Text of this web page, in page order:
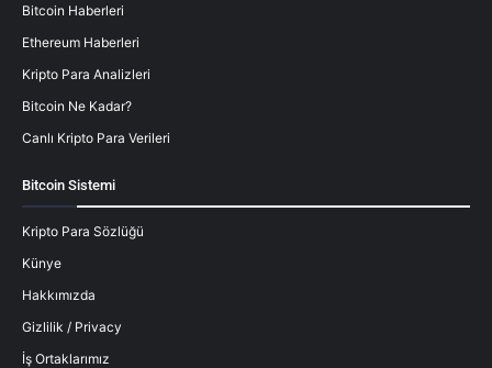
Bitcoin Haberleri
Ethereum Haberleri
Kripto Para Analizleri
Bitcoin Ne Kadar?
Canlı Kripto Para Verileri
Bitcoin Sistemi
Kripto Para Sözlüğü
Künye
Hakkımızda
Gizlilik / Privacy
İş Ortaklarımız